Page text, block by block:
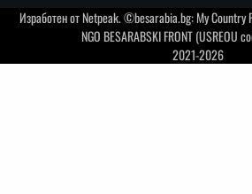
Изработен отNetpeak. ©besarabia.bg: My Country
NGO BESARABSKI FRONT (USREOU
2021-2026